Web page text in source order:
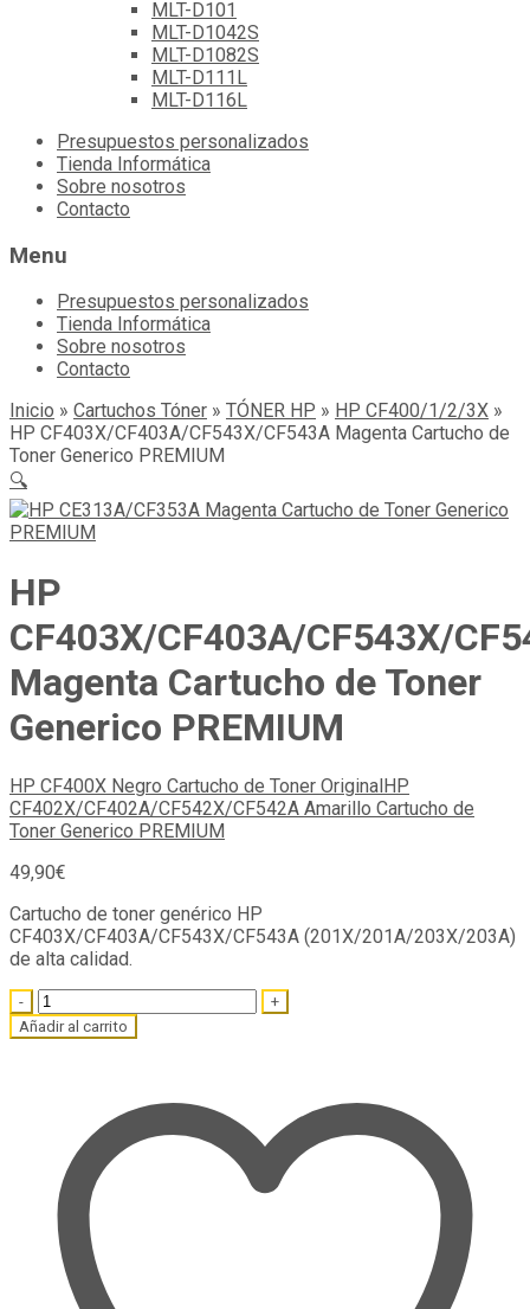
MLT-D101
MLT-D1042S
MLT-D1082S
MLT-D111L
MLT-D116L
Skip
content
Presupuestos personalizados
Tienda Informática
Sobre nosotros
Contacto
Menu
Presupuestos personalizados
Tienda Informática
Sobre nosotros
Contacto
Inicio » Cartuchos Tóner » TÓNER HP » HP CF400/1/2/3X »
HP CF403X/CF403A/CF543X/CF543A Magenta Cartucho de
Toner Generico PREMIUM
🔍
HP
CF403X/CF403A/CF543X/
Magenta Cartucho de Toner
Generico PREMIUM
HP CF400X Negro Cartucho de Toner Original HP
CF402X/CF402A/CF542X/CF542A Amarillo Cartucho de
Toner Generico PREMIUM
49,90€
Cartucho de toner genérico HP
CF403X/CF403A/CF543X/CF543A (201X/201A/203X/203A)
de alta calidad.
Quantity
Añadir al carrito